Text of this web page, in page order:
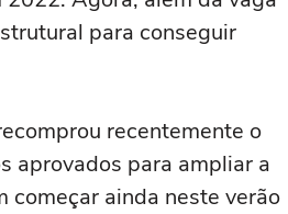
para conseguir
recentemente o
aprovados para ampliar a
começar ainda neste verão